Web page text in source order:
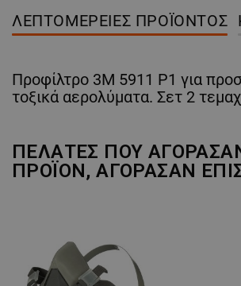
ΛΕΠΤΟΜΈΡΕΙΕΣ ΠΡΟΪΌΝΤΟΣ
Προφίλτρο 3M 5911 P1 για
τοξικά αερολύματα. Σετ 2
ΠΕΛΆΤΕΣ ΠΟΥ
ΠΡΟΪΌΝ, ΑΓΌΡΑΣΑΝ